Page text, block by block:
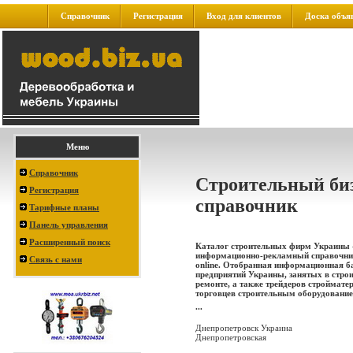
Справочник Регистрация Вход для клиентов Доска
Меню
Справочник
Регистрация
Тарифные планы
Панель управления
Расширенный поиск
Связь с нами
Строительный
справочник
Каталог строительных фирм Украины
информационно-рекламный
online. Отобранная информационная
предприятий Украины, занятых в
ремонте, а также трейдеров
торговцев строительным
...
Днепропетровск Украина
Днепропетровская